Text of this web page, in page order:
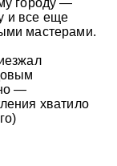
городу —
и все еще
мастерами.
—
хватило